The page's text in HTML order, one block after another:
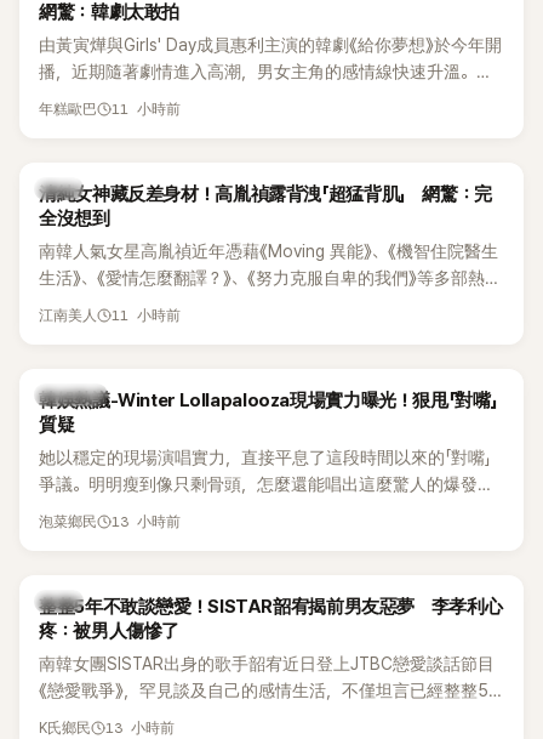
網驚：韓劇太敢拍
由黃寅燁與Girls' Day成員惠利主演的韓劇《給你夢想》於今年開
播，近期隨著劇情進入高潮，男女主角的感情線快速升溫。最
新播出的第8集不僅上演火辣吻戲，更接連出現床戲橋段，讓
年糕歐巴 11 小時前
韓星
清純女神藏反差身材！高胤禎露背洩「超猛背肌」 網驚：完
全沒想到
南韓人氣女星高胤禎近年憑藉《Moving 異能》、《機智住院醫生
生活》、《愛情怎麼翻譯？》、《努力克服自卑的我們》等多部熱門
作品，躍升為韓劇新一代女神代表，不僅演技備受肯定，精緻
細身材下的超狂背肌與肩膀線條，反差感十足，讓不少網友看
傻直呼：「原來她身材這麼猛！」
江南美人 11 小時前
熱議討論
韓娛熱議-Winter Lollapalooza現場實力曝光！狠甩「對嘴」
質疑
她以穩定的現場演唱實力，直接平息了這段時間以來的「對嘴」
爭議。明明瘦到像只剩骨頭，怎麼還能唱出這麼驚人的爆發力
和音量？
泡菜鄉民 13 小時前
韓星
整整5年不敢談戀愛！SISTAR韶宥揭前男友惡夢 李孝利心
疼：被男人傷慘了
南韓女團SISTAR出身的歌手韶宥近日登上JTBC戀愛談話節目
《戀愛戰爭》，罕見談及自己的感情生活，不僅坦言已經整整5
年沒有談戀愛，更首度透露空窗至今的原因，全與上一段戀情
K氏鄉民 13 小時前